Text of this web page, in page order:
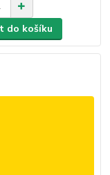
do košíku